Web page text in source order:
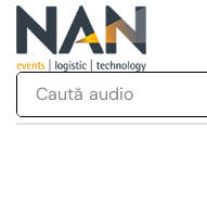
Caută audio